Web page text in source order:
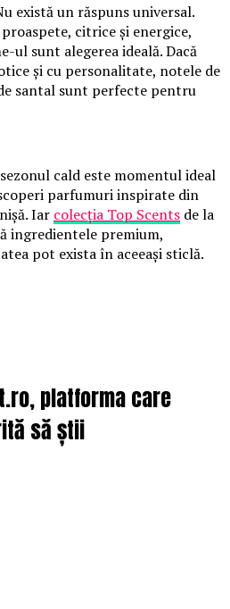
există un răspuns universal.
citrice și energice,
ul sunt alegerea ideală. Dacă
și cu personalitate, notele de
santal sunt perfecte pentru
cald este momentul ideal
parfumuri inspirate din
Iar colecția Top Scents de la
ingredientele premium,
pot exista în aceeași sticlă.
platforma care
să știi